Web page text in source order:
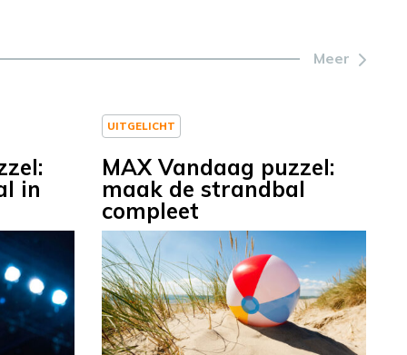
Meer
in
UITGELICHT
MAX Vandaag puzzel:
maak de strandbal
compleet